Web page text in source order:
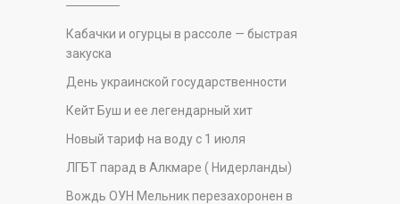
Кабачки и огурцы в рассоле — быстрая
закуска
День украинской государственности
Кейт Буш и ее легендарный хит
Новый тариф на воду с 1 июля
ЛГБТ парад в Алкмаре ( Нидерланды)
Вождь ОУН Мельник перезахоронен в